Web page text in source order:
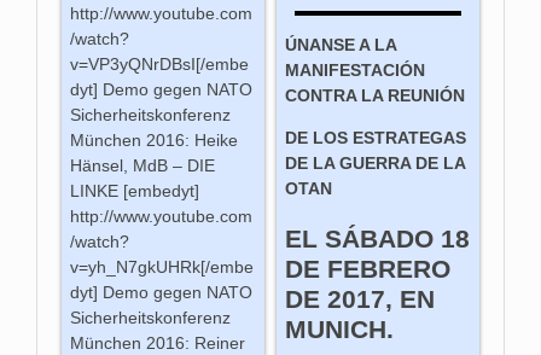
ÚNANSE A LA
MANIFESTACIÓN
CONTRA LA REUNIÓN
DE LOS ESTRATEGAS
DE LA GUERRA DE LA
OTAN
EL SÁBADO 18
DE FEBRERO
DE 2017, EN
MUNICH.
http://www.youtube.com
/watch?
v=VP3yQNrDBsI[/embe
dyt] Demo gegen NATO
Sicherheitskonferenz
München 2016: Heike
Hänsel, MdB – DIE
LINKE [embedyt]
http://www.youtube.com
/watch?
v=yh_N7gkUHRk[/embe
dyt] Demo gegen NATO
Sicherheitskonferenz
München 2016: Reiner